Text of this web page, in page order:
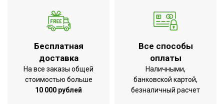
сильном наклоне или
опрокидывании
Нет
Цифровой дисплей
Нет
МОЩНОСТЬ ПОТРЕБЛЕНИЯ до
Бесплатная
доставка
На все заказы общей
стоимостью больше
10 000 рублей
Все способы
оплаты
Наличными,
банковской картой,
безналичный расчет